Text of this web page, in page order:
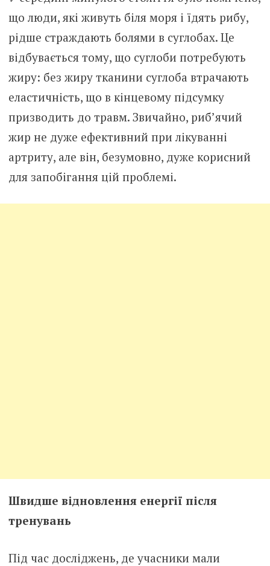
що люди, які живуть біля моря і їдять рибу,
рідше страждають болями в суглобах. Це
відбувається тому, що суглоби потребують
жиру: без жиру тканини суглоба втрачають
еластичність, що в кінцевому підсумку
призводить до травм. Звичайно, риб’ячий
жир не дуже ефективний при лікуванні
артриту, але він, безумовно, дуже корисний
для запобігання цій проблемі.
Швидше відновлення енергії після
тренувань
Під час досліджень, де учасники мали